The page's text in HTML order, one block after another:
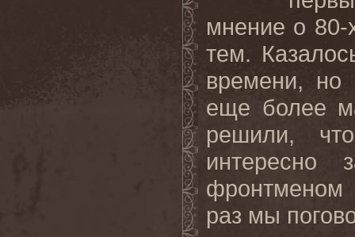
мнение о 80-
тем.
времени,
еще более
решили,
интересно
фронтменом
раз мы